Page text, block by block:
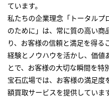
ています。
私たちの企業理念「トータルプ
のために」は、常に質の高い商
り、お客様の信頼と満足を得
経験とノウハウを活かし、価値
とで、お客様の大切な瞬間を特
宝石広場では、お客様の満足度
額買取サービスを提供していま